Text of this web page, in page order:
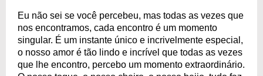
Eu não sei se você percebeu, mas todas as vezes que
nos encontramos, cada encontro é um momento
singular. É um instante único e incrivelmente especial,
o nosso amor é tão lindo e incrível que todas as vezes
que lhe encontro, percebo um momento extraordinário.